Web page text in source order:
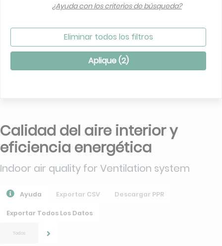
¿Ayuda con los criterios de búsqueda?
Eliminar todos los filtros
Aplique (2)
Calidad del aire interior y
eficiencia energética
Indoor air quality for Ventilation system
Ayuda Exportar CSV Descargar PPR
Exportar Todos Los Datos
Todos